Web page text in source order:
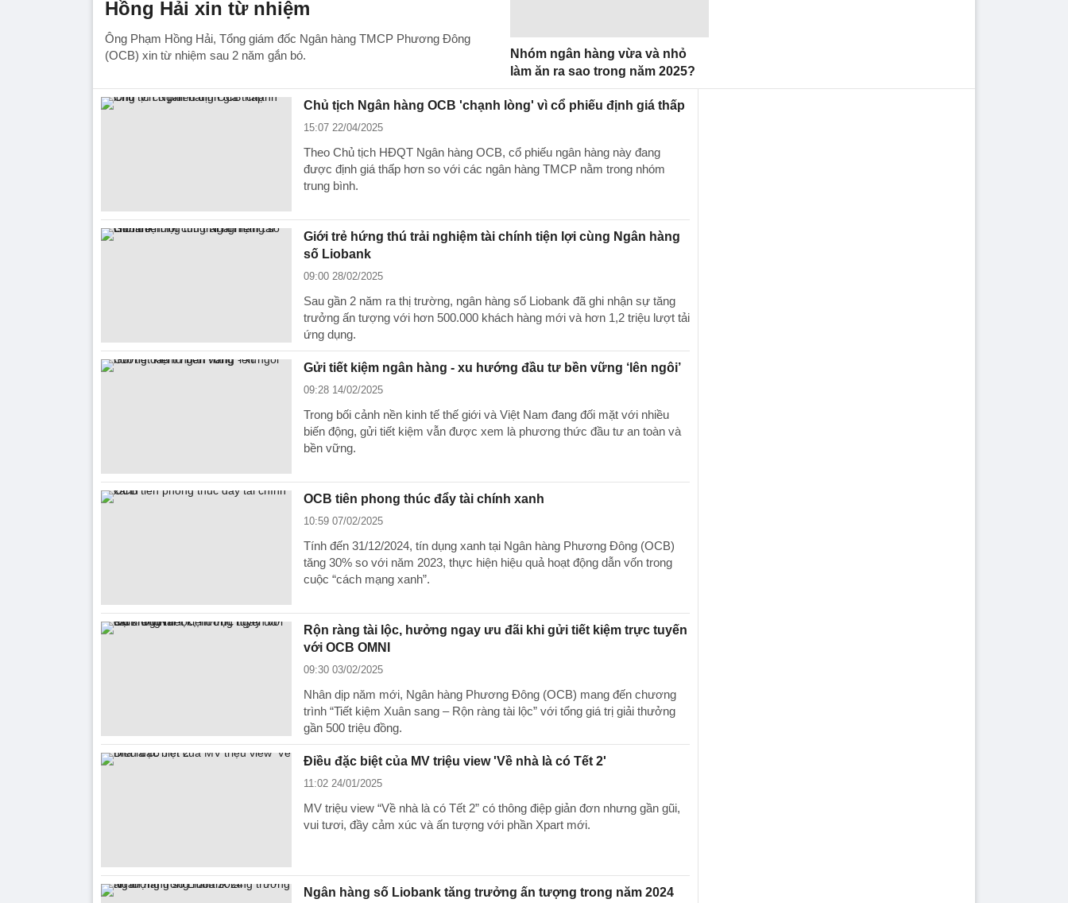
Hồng Hải xin từ nhiệm
Ông Phạm Hồng Hải, Tổng giám đốc Ngân hàng TMCP Phương Đông
(OCB) xin từ nhiệm sau 2 năm gắn bó.
Nhóm ngân hàng vừa và nhỏ
làm ăn ra sao trong năm 2025?
Chủ tịch Ngân hàng OCB 'chạnh lòng' vì cổ phiếu định giá thấp
15:07 22/04/2025
Theo Chủ tịch HĐQT Ngân hàng OCB, cổ phiếu ngân hàng này đang
được định giá thấp hơn so với các ngân hàng TMCP nằm trong nhóm
trung bình.
Giới trẻ hứng thú trải nghiệm tài chính tiện lợi cùng Ngân hàng
số Liobank
09:00 28/02/2025
Sau gần 2 năm ra thị trường, ngân hàng số Liobank đã ghi nhận sự tăng
trưởng ấn tượng với hơn 500.000 khách hàng mới và hơn 1,2 triệu lượt tải
ứng dụng.
Gửi tiết kiệm ngân hàng - xu hướng đầu tư bền vững ‘lên ngôi’
09:28 14/02/2025
Trong bối cảnh nền kinh tế thế giới và Việt Nam đang đối mặt với nhiều
biến động, gửi tiết kiệm vẫn được xem là phương thức đầu tư an toàn và
bền vững.
OCB tiên phong thúc đẩy tài chính xanh
10:59 07/02/2025
Tính đến 31/12/2024, tín dụng xanh tại Ngân hàng Phương Đông (OCB)
tăng 30% so với năm 2023, thực hiện hiệu quả hoạt động dẫn vốn trong
cuộc “cách mạng xanh”.
Rộn ràng tài lộc, hưởng ngay ưu đãi khi gửi tiết kiệm trực tuyến
với OCB OMNI
09:30 03/02/2025
Nhân dịp năm mới, Ngân hàng Phương Đông (OCB) mang đến chương
trình “Tiết kiệm Xuân sang – Rộn ràng tài lộc” với tổng giá trị giải thưởng
gần 500 triệu đồng.
Điều đặc biệt của MV triệu view 'Về nhà là có Tết 2'
11:02 24/01/2025
MV triệu view “Về nhà là có Tết 2” có thông điệp giản đơn nhưng gần gũi,
vui tươi, đầy cảm xúc và ấn tượng với phần Xpart mới.
Ngân hàng số Liobank tăng trưởng ấn tượng trong năm 2024